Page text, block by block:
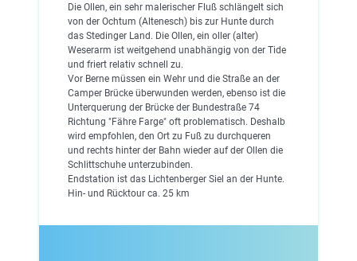
Die Ollen, ein sehr malerischer Fluß schlängelt sich
von der Ochtum (Altenesch) bis zur Hunte durch
das Stedinger Land. Die Ollen, ein oller (alter)
Weserarm ist weitgehend unabhängig von der Tide
und friert relativ schnell zu.
Vor Berne müssen ein Wehr und die Straße an der
Camper Brücke überwunden werden, ebenso ist die
Unterquerung der Brücke der Bundestraße 74
Richtung "Fähre Farge" oft problematisch. Deshalb
wird empfohlen, den Ort zu Fuß zu durchqueren
und rechts hinter der Bahn wieder auf der Ollen die
Schlittschuhe unterzubinden.
Endstation ist das Lichtenberger Siel an der Hunte.
Hin- und Rücktour ca. 25 km